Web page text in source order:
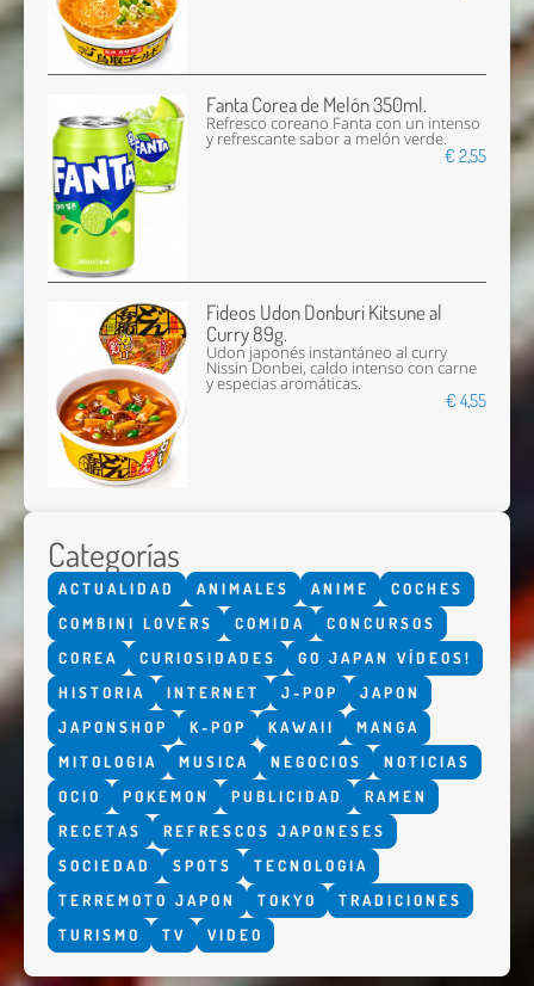
Fanta Corea de Melón 350ml.
Refresco coreano Fanta con un intenso
y refrescante sabor a melón verde.
€ 2,55
Fideos Udon Donburi Kitsune al
Curry 89g.
Udon japonés instantáneo al curry
Nissin Donbei, caldo intenso con carne
y especias aromáticas.
€ 4,55
Categorías
ACTUALIDAD ANIMALES ANIME
COCHES
COMBINI LOVERS
COMIDA
CONCURSOS
COREA
CURIOSIDADES
GO JAPAN VÍDEOS!
HISTORIA
INTERNET J-POP
JAPON
JAPONSHOP
K-POP KAWAII
MANGA
MITOLOGIA
MUSICA NEGOCIOS
NOTICIAS
OCIO
POKEMON PUBLICIDAD
RAMEN
RECETAS
REFRESCOS JAPONESES
SOCIEDAD
SPOTS
TECNOLOGIA
TERREMOTO JAPON
TOKYO
TRADICIONES
TURISMO
TV VIDEO